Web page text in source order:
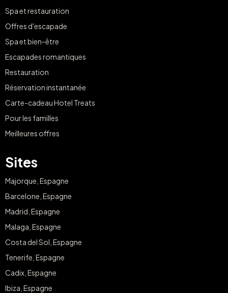
Spa et restauration
Offres d'escapade
Spa et bien-être
Escapades romantiques
Restauration
Réservation instantanée
Carte-cadeau Hotel Treats
Pour les familles
Meilleures offres
Sites
Majorque, Espagne
Barcelone, Espagne
Madrid, Espagne
Malaga, Espagne
Costa del Sol, Espagne
Tenerife, Espagne
Cadix, Espagne
Ibiza, Espagne